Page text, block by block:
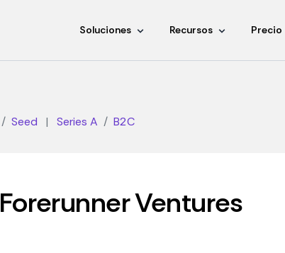
Soluciones Recursos Precio
Seed | Series A B2C
Forerunner Ventures